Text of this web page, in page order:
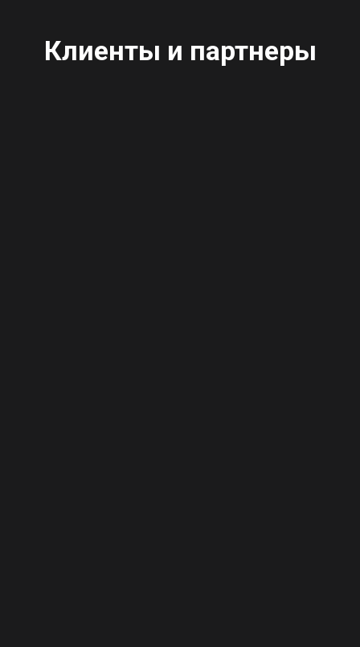
Клиенты и партнеры